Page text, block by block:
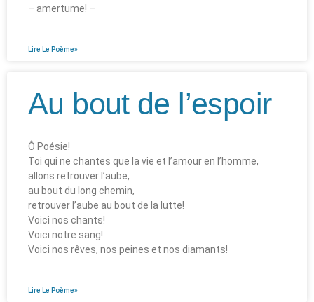
– amertume! –
Lire Le Poème»
Au bout de l’espoir
Ô Poésie!
Toi qui ne chantes que la vie et l’amour en l’homme,
allons retrouver l’aube,
au bout du long chemin,
retrouver l’aube au bout de la lutte!
Voici nos chants!
Voici notre sang!
Voici nos rêves, nos peines et nos diamants!
Lire Le Poème»